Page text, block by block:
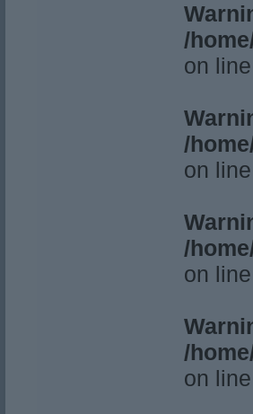
/
on line
/
on line
/
on line
/
on line